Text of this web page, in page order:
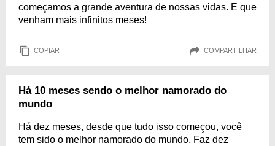
começamos a grande aventura de nossas vidas. E que
venham mais infinitos meses!
COPIAR COMPARTILHAR
Há 10 meses sendo o melhor namorado do
mundo
Há dez meses, desde que tudo isso começou, você
tem sido o melhor namorado do mundo. Faz dez